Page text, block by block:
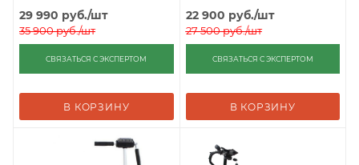
29 990 руб./шт
35 900руб./шт
СВЯЗАТЬСЯ С ЭКСПЕРТОМ
В КОРЗИНУ
22 900 руб./шт
27 500руб./шт
СВЯЗАТЬСЯ С ЭКСПЕРТОМ
В КОРЗИНУ